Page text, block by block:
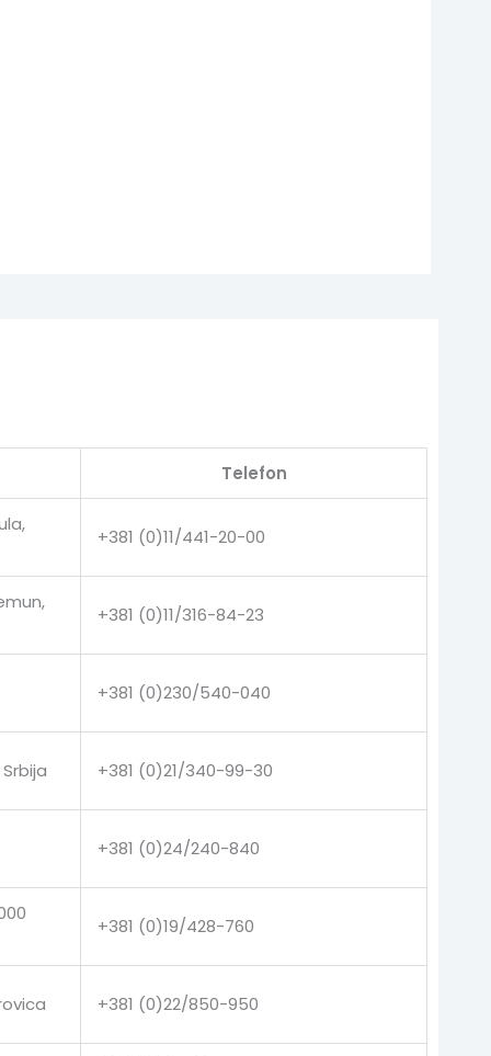
Telefon
+381 (0)11/441-20-00
+381 (0)11/316-84-23
+381 (0)230/540-040
+381 (0)21/340-99-30
+381 (0)24/240-840
+381 (0)19/428-760
+381 (0)22/850-950